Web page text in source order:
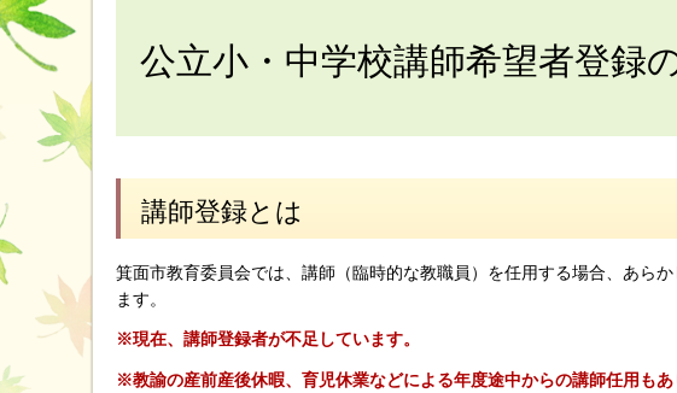
公立小・中学校講師希望者登録
講師登録とは
箕面市教育委員会では、講師（臨時的な教職員）を任用する場合、あら
ます。
※現在、講師登録者が不足しています。
※教諭の産前産後休暇、育児休業などによる年度途中からの講師任用もあ